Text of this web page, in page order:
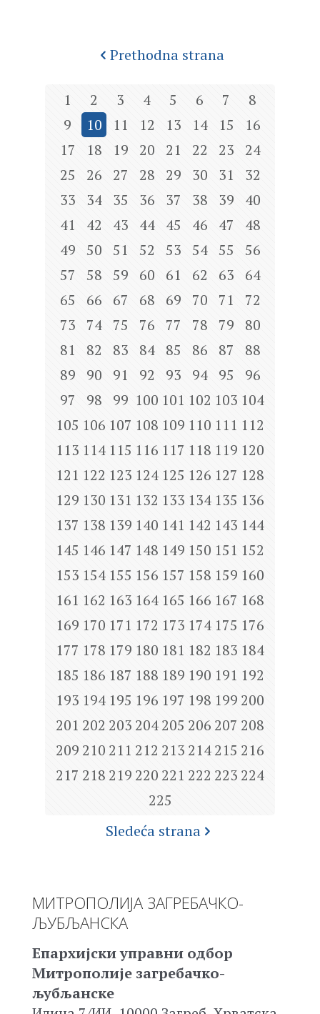
Prethodna strana
1 2 3 4 5 6 7
8
9
10 11 12 13 14 15
16
17
18 19 20 21 22 23
24
25
26 27 28 29 30 31
32
33
34 35 36 37 38 39
40
41
42 43 44 45 46 47
48
49
50 51 52 53 54 55
56
57
58 59 60 61 62 63
64
65
66 67 68 69 70 71
72
73
74 75 76 77 78 79
80
81
82 83 84 85 86 87
88
89
90 91 92 93 94 95
96
97
98 99 100 101 102 103 104
105 106 107 108 109 110 111 112
113 114 115 116 117 118 119 120
121 122 123 124 125 126 127 128
129 130 131 132 133 134 135 136
137 138 139 140 141 142 143 144
145 146 147 148 149 150 151 152
153 154 155 156 157 158 159 160
161 162 163 164 165 166 167 168
169 170 171 172 173 174 175 176
177 178 179 180 181 182 183 184
185 186 187 188 189 190 191 192
193 194 195 196 197 198 199 200
201 202 203 204205 206 207 208
209 210 211 212 213 214215 216
217 218 219 220 221 222 223 224
225
Sledeća strana
МИТРОПОЛИЈА ЗАГРЕБАЧКО-
ЉУБЉАНСКА
Епархијски управни одбор
Митрополије загребачко-
љубљанске